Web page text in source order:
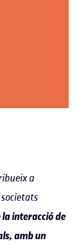
a
la interacció de
amb un